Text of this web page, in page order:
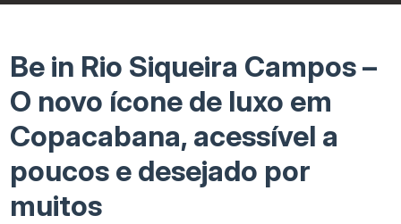
Be in Rio Siqueira Campos –
O novo ícone de luxo em
Copacabana, acessível a
poucos e desejado por
muitos